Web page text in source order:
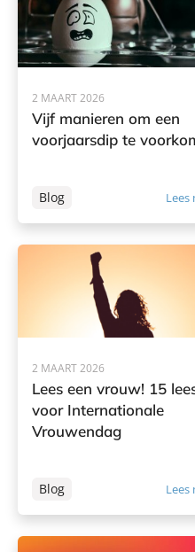
2 MAART 2026
Vijf manieren om een
voorjaarsdip te
Blog Lees
2 MAART 2026
Lees een vrouw! 15
voor Internationale
Vrouwendag
Blog Lees